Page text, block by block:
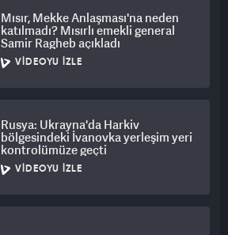
Mısır, Mekke Anlaşması'na neden
katılmadı? Mısırlı emekli general
Samir Ragheb açıkladı
VIDEOYU İZLE
Rusya: Ukrayna'da Harkiv
bölgesindeki İvanovka yerleşim yeri
kontrolümüze geçti
VIDEOYU İZLE